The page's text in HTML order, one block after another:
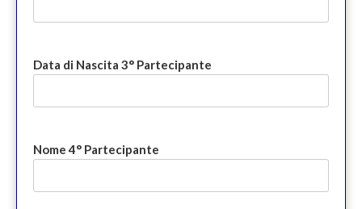
Data di Nascita 3° Partecipante
Nome 4° Partecipante